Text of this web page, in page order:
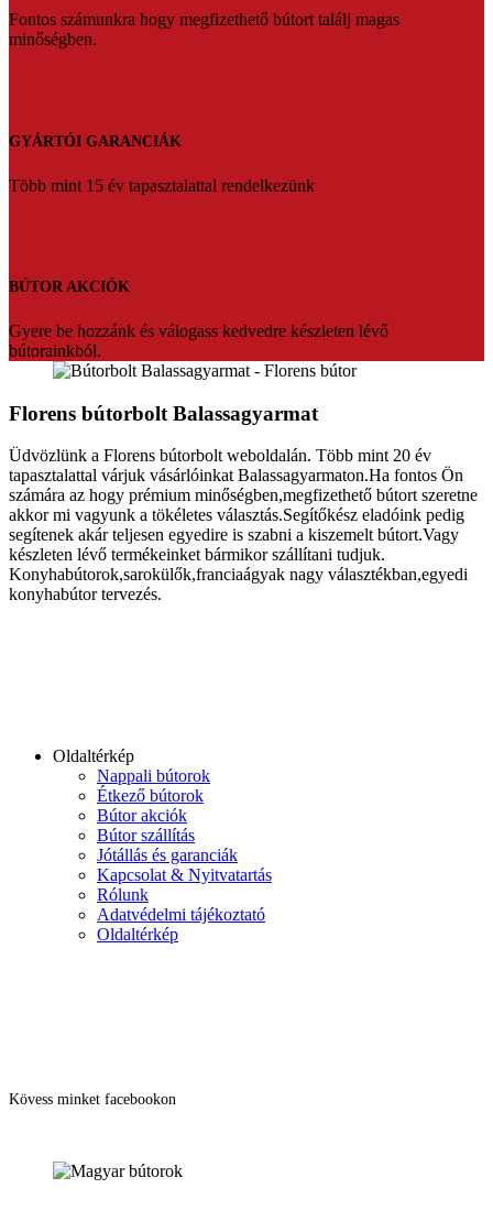
Fontos számunkra hogy megfizethető bútort találj magas
minőségben.
GYÁRTÓI GARANCIÁK
Több mint 15 év tapasztalattal rendelkezünk
BÚTOR AKCIÓK
Gyere be hozzánk és válogass kedvedre készleten lévő
bútorainkból.
Florens bútorbolt Balassagyarmat
Üdvözlünk a Florens bútorbolt weboldalán. Több mint 20 év
tapasztalattal várjuk vásárlóinkat Balassagyarmaton.Ha fontos Ön
számára az hogy prémium minőségben,megfizethető bútort szeretne
akkor mi vagyunk a tökéletes választás.Segítőkész eladóink pedig
segítenek akár teljesen egyedire is szabni a kiszemelt bútort.Vagy
készleten lévő termékeinket bármikor szállítani tudjuk.
Konyhabútorok,sarokülők,franciaágyak nagy választékban,egyedi
konyhabútor tervezés.
Oldaltérkép
Nappali bútorok
Étkező bútorok
Bútor akciók
Bútor szállítás
Jótállás és garanciák
Kapcsolat & Nyitvatartás
Rólunk
Adatvédelmi tájékoztató
Oldaltérkép
Kövess minket facebookon